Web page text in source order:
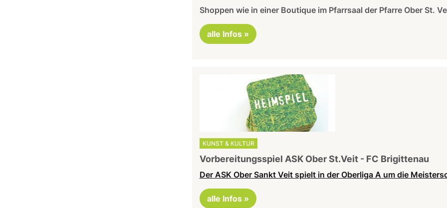
Shoppen wie in einer Boutique im Pfarrsaal der Pfarre Ober St.
alle Infos »
KUNST & KULTUR
Vorbereitungsspiel ASK Ober St.Veit - FC Brigittenau
Der ASK Ober Sankt Veit spielt in der Oberliga A um die
alle Infos »